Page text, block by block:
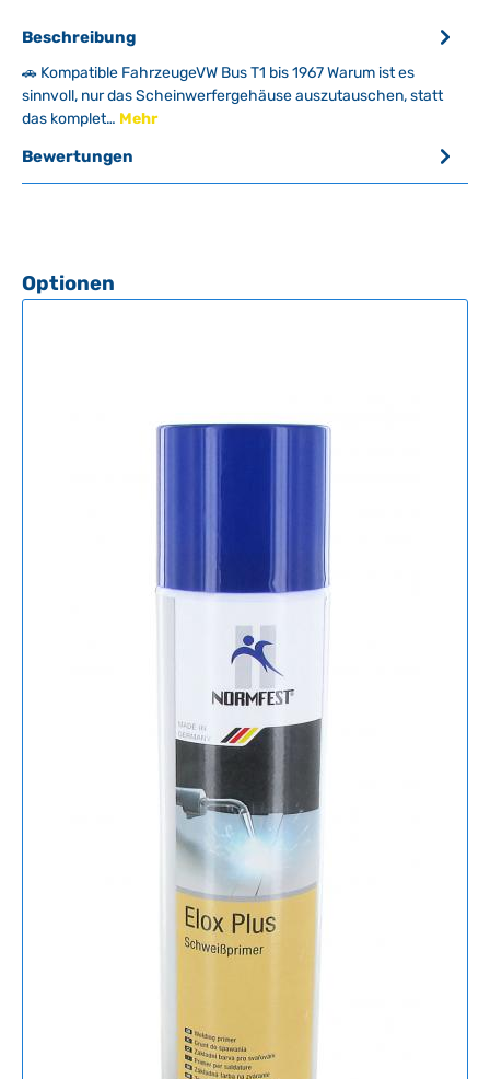
Beschreibung
🚗 Kompatible FahrzeugeVW Bus T1 bis 1967 Warum ist es
sinnvoll, nur das Scheinwerfergehäuse auszutauschen, statt
das komplet… Mehr
Bewertungen
Produktgalerie überspringen
Optionen